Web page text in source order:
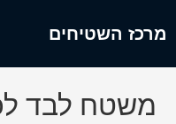
מרכז השטיחים
משטח לבד